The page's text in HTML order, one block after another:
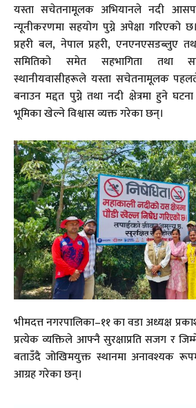
यस्ता सचेतनामूलक अभियानले नदी
न्यूनीकरणमा सहयोग पुग्ने अपेक्षा गरिएको
प्रहरी बल, नेपाल प्रहरी, एनएनएसडब्लुए
समितिको समेत सहभागिता तथा
स्थानीयवासीहरूले यस्ता सचेतनामूलक
बनाउन मद्दत पुग्ने तथा नदी क्षेत्रमा हुने
भूमिका खेल्ने विश्वास व्यक्त गरेका छन्।
भीमदत्त नगरपालिका–११ का वडा अध्यक्ष
प्रत्येक व्यक्तिले आफ्नै सुरक्षाप्रति सजग र
बताउँदै जोखिमयुक्त स्थानमा अनावश्यक
आग्रह गरेका छन्।